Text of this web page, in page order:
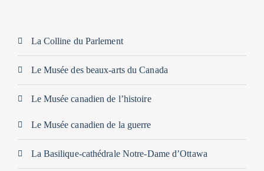
La Colline du Parlement
Le Musée des beaux-arts du Canada
Le Musée canadien de l’histoire
Le Musée canadien de la guerre
La Basilique-cathédrale Notre-Dame d’Ottawa